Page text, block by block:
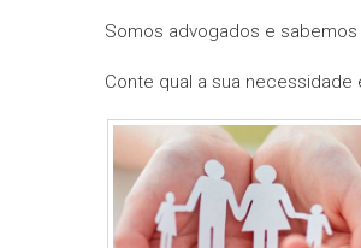
que você
em seu
como
podemos te
ajudar, entre
em contato e
Somos advogados e
Conte qual a sua